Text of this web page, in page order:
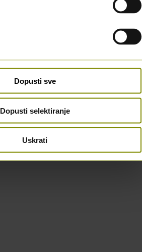
Dopusti sve
Dopusti selektiranje
Uskrati